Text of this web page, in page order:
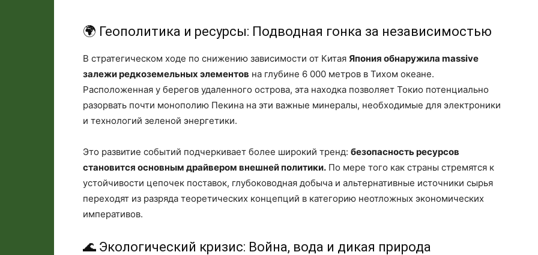
🌍 Геополитика и ресурсы: Подводная гонка за независимостью
В стратегическом ходе по снижению зависимости от Китая Япония обнаружила massive
залежи редкоземельных элементов на глубине 6 000 метров в Тихом океане.
Расположенная у берегов удаленного острова, эта находка позволяет Токио потенциально
разорвать почти монополию Пекина на эти важные минералы, необходимые для электроники
и технологий зеленой энергетики.
Это развитие событий подчеркивает более широкий тренд: безопасность ресурсов
становится основным драйвером внешней политики. По мере того как страны стремятся к
устойчивости цепочек поставок, глубоководная добыча и альтернативные источники сырья
переходят из разряда теоретических концепций в категорию неотложных экономических
императивов.
🌊 Экологический кризис: Война, вода и дикая природа